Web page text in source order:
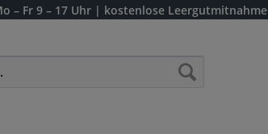
– Fr 9 – 17 Uhr | kostenlose Leergutmitnahme